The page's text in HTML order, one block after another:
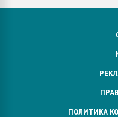
ПОЛИТИКА